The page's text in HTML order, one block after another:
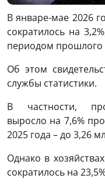
В январе-мае 2026
сократилось на
периодом прошлого
Об этом
службы статистики.
В частности,
выросло на 7,6%
2025 года – до 3,26
Однако в
сократилось на